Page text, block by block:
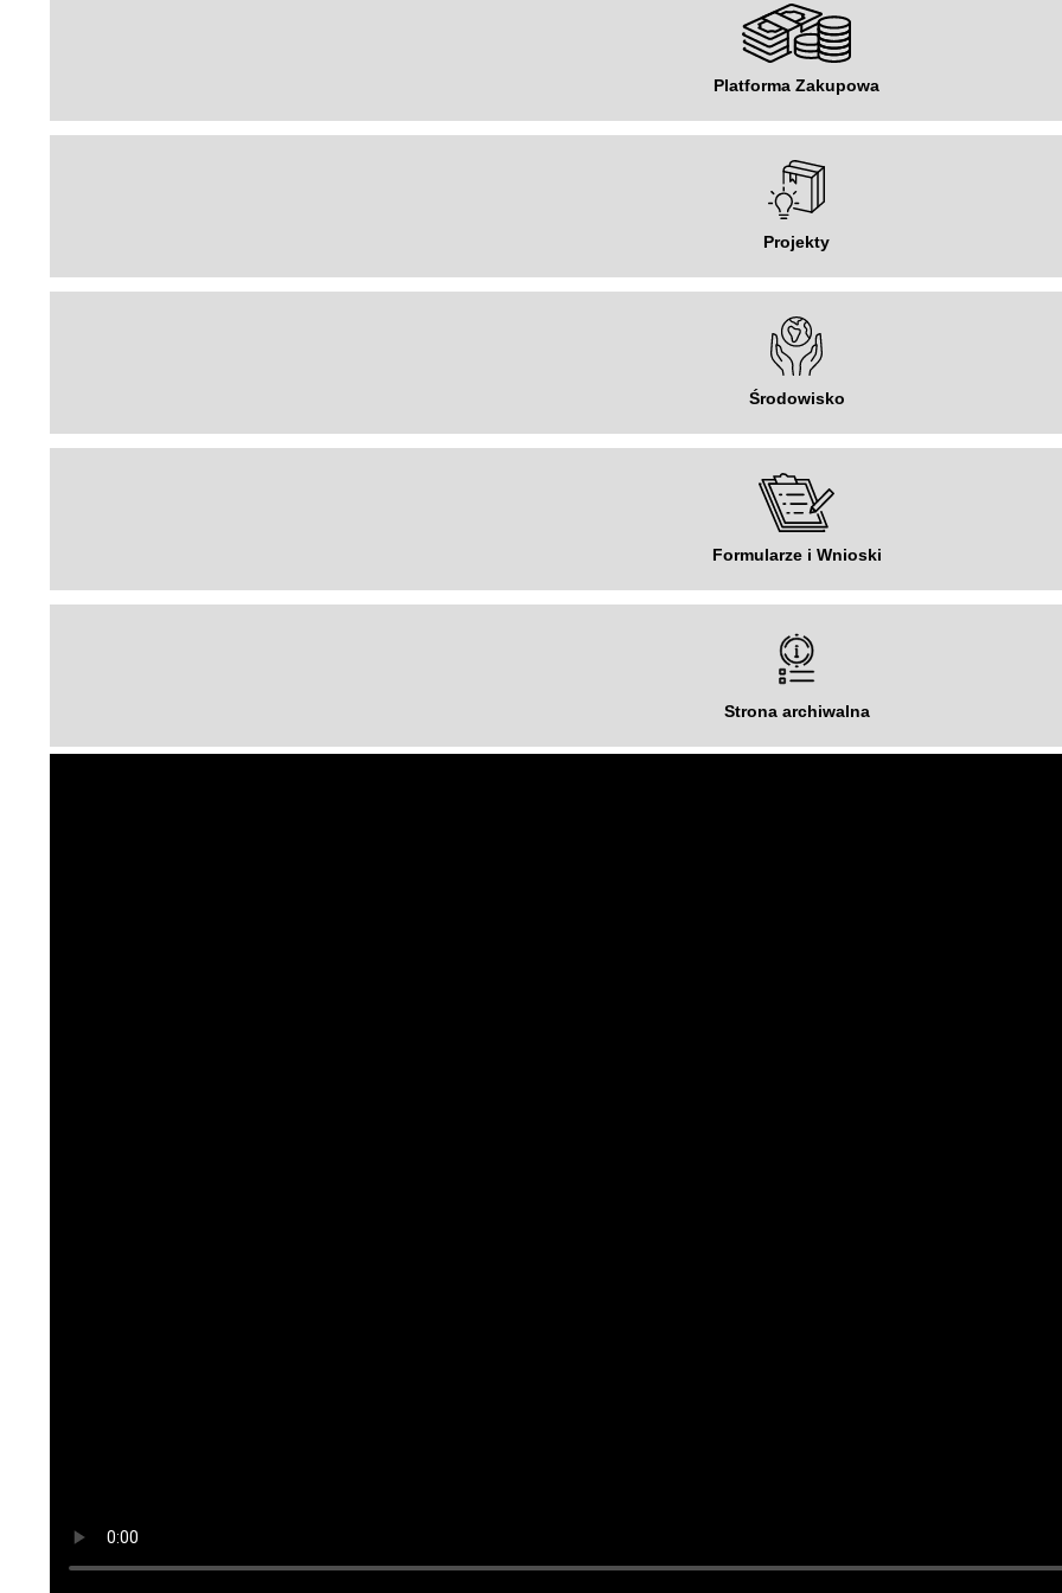
Platforma Zakupowa
Projekty
Środowisko
Formularze i Wnioski
Strona archiwalna